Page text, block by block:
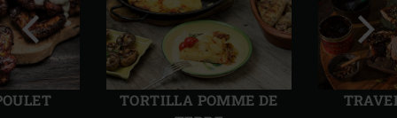
TORTILLA POMME DE
Diapo
précédente